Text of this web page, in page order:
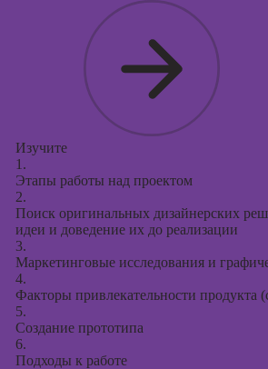
Изучите
1.
Этапы работы над проектом
2.
Поиск оригинальных дизайнерских
идеи и доведение их до реализации
3.
Маркетинговые исследования и
4.
Факторы привлекательности продукта
5.
Создание прототипа
6.
Подходы к работе